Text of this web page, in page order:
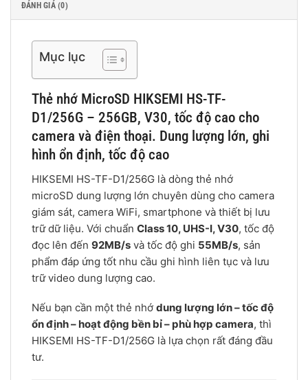
ĐÁNH GIÁ (0)
Mục lục
Thẻ nhớ MicroSD HIKSEMI HS-TF-
D1/256G – 256GB, V30, tốc độ cao cho
camera và điện thoại. Dung lượng lớn, ghi
hình ổn định, tốc độ cao
HIKSEMI HS-TF-D1/256G là dòng thẻ nhớ
microSD dung lượng lớn chuyên dùng cho camera
giám sát, camera WiFi, smartphone và thiết bị lưu
trữ dữ liệu. Với chuẩn Class 10, UHS-I, V30, tốc độ
đọc lên đến 92MB/s và tốc độ ghi 55MB/s, sản
phẩm đáp ứng tốt nhu cầu ghi hình liên tục và lưu
trữ video dung lượng cao.
Nếu bạn cần một thẻ nhớ dung lượng lớn – tốc độ
ổn định – hoạt động bền bỉ – phù hợp camera, thì
HIKSEMI HS-TF-D1/256G là lựa chọn rất đáng đầu
tư.